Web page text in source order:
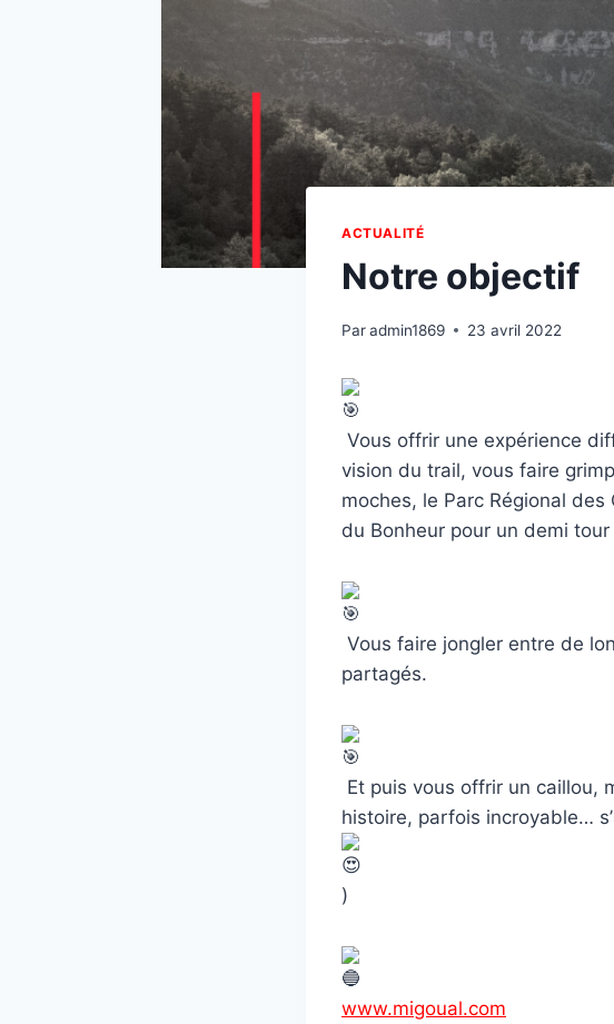
ACTUALITÉ
Notre objectif
Paradmin1869 23 avril 2022
Vous offrir une expérience
vision du trail, vous faire
moches, le Parc Régional
du Bonheur pour un demi
Vous faire jongler entre de
partagés.
Et puis vous offrir un caillou,
histoire, parfois incroyable…
)
www.migoual.com